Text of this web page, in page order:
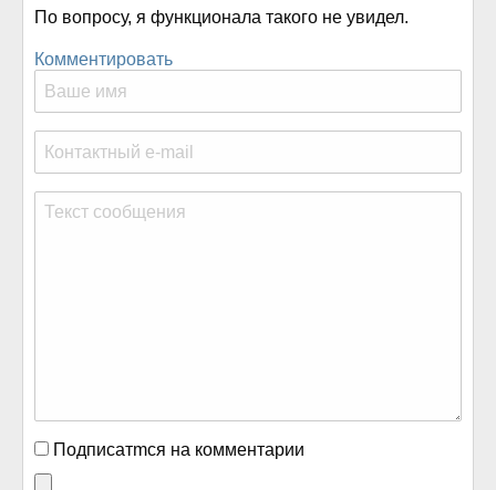
По вопросу, я функционала такого не увидел.
Комментировать
Подписатmся на комментарии